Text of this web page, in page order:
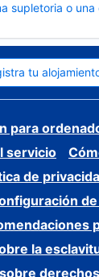
supletoria o
tu
para
servicio
de
la